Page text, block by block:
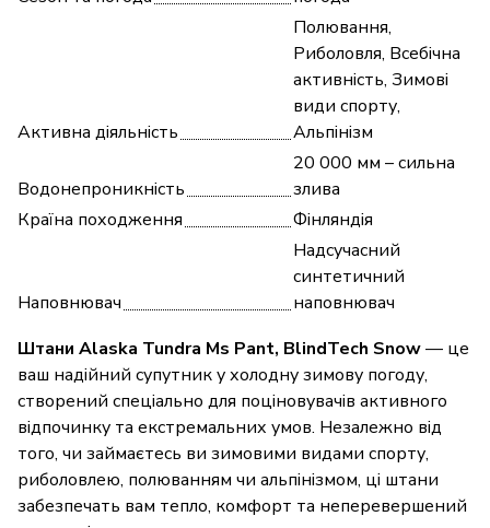
Активна діяльність
Полювання,
Риболовля, Всебічна
активність, Зимові
види спорту,
Альпінізм
Водонепроникність
20 000 мм – сильна
злива
Країна походження
Фінляндія
Наповнювач
Надсучасний
синтетичний
наповнювач
Штани Alaska Tundra Ms Pant, BlindTech Snow— це
ваш надійний супутник у холодну зимову погоду,
створений спеціально для поціновувачів активного
відпочинку та екстремальних умов. Незалежно від
того, чи займаєтесь ви зимовими видами спорту,
риболовлею, полюванням чи альпінізмом, ці штани
забезпечать вам тепло, комфорт та неперевершений